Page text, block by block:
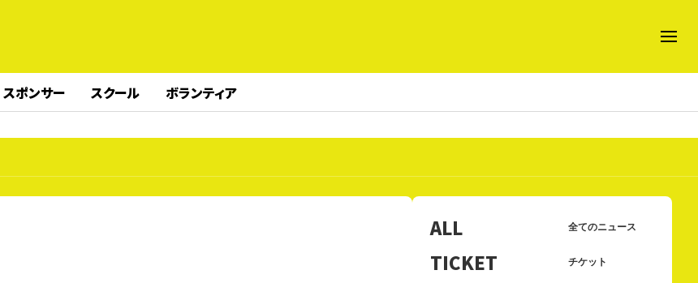
スポンサー スクール ボランティア
ALL 全てのニュース
TICKET チケット